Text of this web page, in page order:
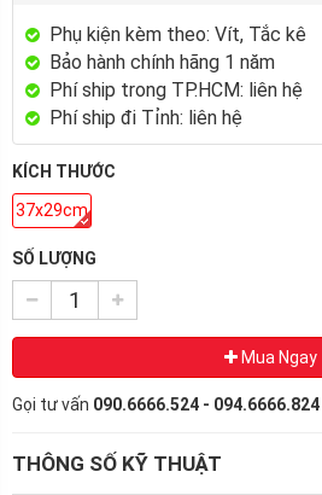
Phụ kiện kèm theo: Vít, Tắc kê
Bảo hành chính hãng 1 năm
Phí ship trong TP.HCM: liên hệ
Phí ship đi Tỉnh: liên hệ
KÍCH THƯỚC
37x29cm
SỐ LƯỢNG
Mua Ngay
Gọi tư vấn 090.6666.524 - 094.6666.824
THÔNG SỐ KỸ THUẬT